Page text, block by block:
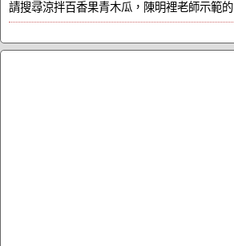
請搜尋涼拌百香果青木瓜，陳明裡老師示範的